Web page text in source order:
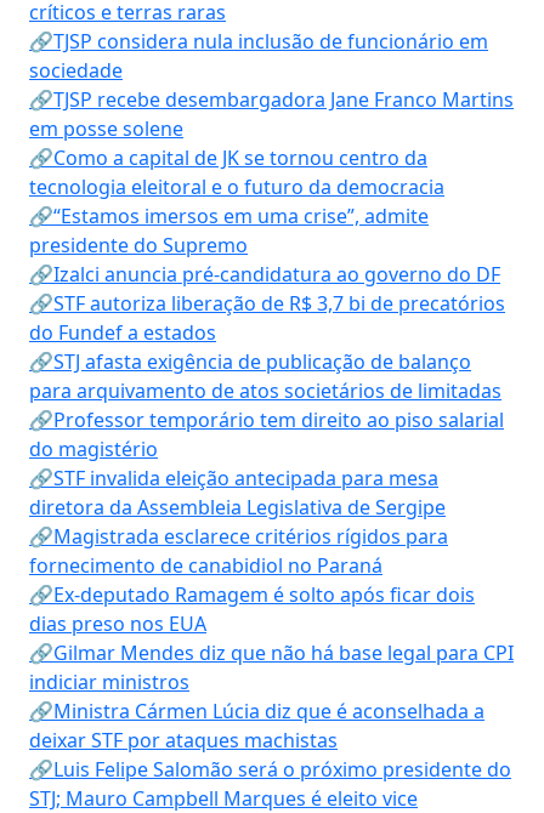
críticos e terras raras
🔗TJSP considera nula inclusão de funcionário em
sociedade
🔗TJSP recebe desembargadora Jane Franco Martins
em posse solene
🔗Como a capital de JK se tornou centro da
tecnologia eleitoral e o futuro da democracia
🔗“Estamos imersos em uma crise”, admite
presidente do Supremo
🔗Izalci anuncia pré-candidatura ao governo do DF
🔗STF autoriza liberação de R$ 3,7 bi de precatórios
do Fundef a estados
🔗STJ afasta exigência de publicação de balanço
para arquivamento de atos societários de limitadas
🔗Professor temporário tem direito ao piso salarial
do magistério
🔗STF invalida eleição antecipada para mesa
diretora da Assembleia Legislativa de Sergipe
🔗Magistrada esclarece critérios rígidos para
fornecimento de canabidiol no Paraná
🔗Ex-deputado Ramagem é solto após ficar dois
dias preso nos EUA
🔗Gilmar Mendes diz que não há base legal para CPI
indiciar ministros
🔗Ministra Cármen Lúcia diz que é aconselhada a
deixar STF por ataques machistas
🔗Luis Felipe Salomão será o próximo presidente do
STJ; Mauro Campbell Marques é eleito vice